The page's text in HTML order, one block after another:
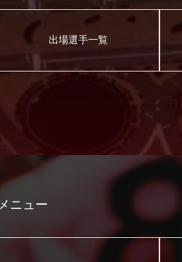
出場選手一覧
ニュー